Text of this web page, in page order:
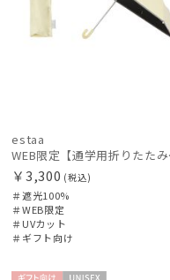
estaa
WEB
￥3,300 (税込)
＃遮光100%
＃WEB限定
＃UVカット
＃ギフト向け